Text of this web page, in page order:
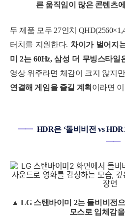
른 움직임이 많은 콘텐츠
두 제품 모두 27인치
터치를 지원한다. 차이가 벌어지
미 2는 60Hz, 삼성 더 무빙스타일
영상 위주라면 체감이 크지 않지
연결해 게임을 즐길 계획 이라면
━━
HDR은 ‘돌비비전 vs
━━
▲ LG 스탠바이미 2는 돌비비전
모스로 입체감